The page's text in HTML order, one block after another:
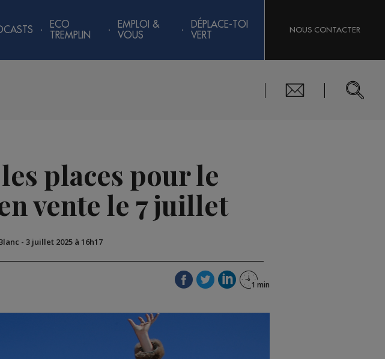
ECO
TREMPLIN
EMPLOI &
VOUS
DÉPLACE-TOI
VERT
NOUS CONTACTER
places pour le
vente le 7 juillet
- 3 juillet 2025 à 16h17